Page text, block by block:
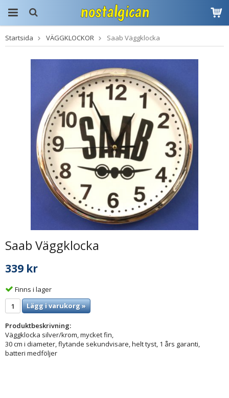
Produkten har blivit
tillagd i varukorgen
Startsida VÄGGKLOCKOR Saab Väggklocka
Saab Väggklocka
339 kr
Finns i lager
Lägg i varukorg »
Produktbeskrivning:
Väggklocka silver/krom, mycket fin,
30 cm i diameter, flytande sekundvisare, helt tyst, 1 års garanti,
batteri medföljer